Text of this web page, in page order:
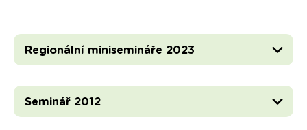
Regionální minisemináře 2023
Seminář 2012